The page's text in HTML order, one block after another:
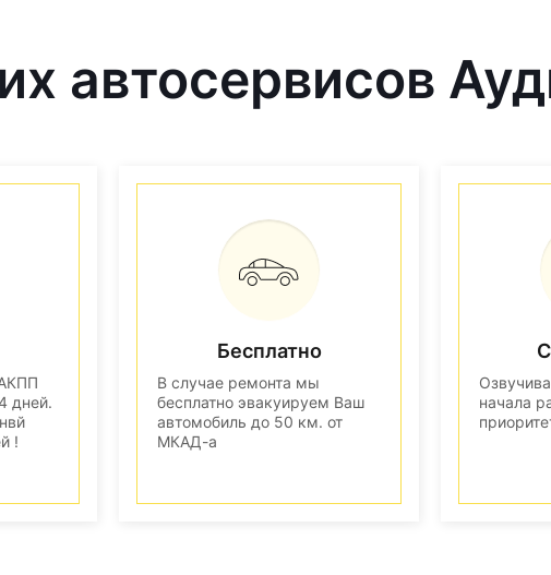
автосервисов
дней.
!
Бесплатно
В случае ремонта мы
бесплатно эвакуируем Ваш
автомобиль до 50 км. от
МКАД-а
начала